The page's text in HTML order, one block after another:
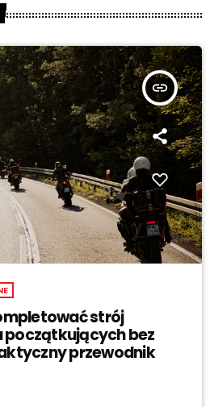
insert_link
strój
bez
przewodnik